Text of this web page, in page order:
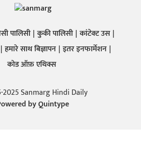
पालिसी कुकी पालिसी कांटेक्ट उस
हमारे साथ बिज्ञापन इतर इनफार्मेशन
कोड ऑफ़ एथिक्स
2025 Sanmarg Hindi Daily
byQuintype